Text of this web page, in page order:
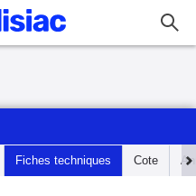
Fiches techniques Cote